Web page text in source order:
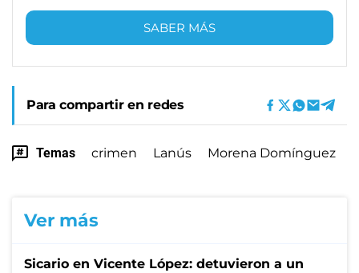
SABER MÁS
Para compartir en redes
Temas crimen Lanús Morena Domínguez
Ver más
Sicario en Vicente López: detuvieron a un